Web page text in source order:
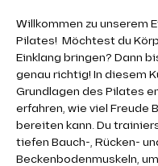
Willkommen zu unserem
Pilates!  Möchtest du
Einklang bringen? Dann
genau richtig! In diesem
Grundlagen des Pilates
erfahren, wie viel Freude
bereiten kann. Du
tiefen Bauch-, Rücken-
Beckenbodenmuskeln,